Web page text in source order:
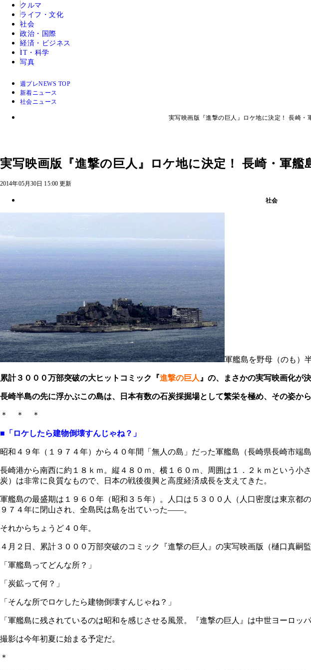
クルマ
ライフ・文化
社会
政治・国際
経済・ビジネス
IT・科学
写真
週プレNEWS TOP
新着ニュース
社会ニュース
実写映画版『進撃の巨人』ロケ地に決定！ 長崎・
実写映画版『進撃の巨人』ロケ地に決定！ 長崎・軍艦
2014年05月30日 15:00 更新
社会
軍艦島を野母（のも）
累計３０００万部突破の大ヒットコミック『進撃の巨人 』の、まさかの実写映画化が
長崎半島の先に浮かぶこの島は、日本有数の石炭採掘場として繁栄を極め、その姿から
＊ ＊ ＊
■「ロケしたら建物倒壊すんじゃね？」
昭和４９年（１９７４年）から４０年間「無人の島」だった軍艦島（長崎県長崎市端
長崎港から南西に約１８ｋｍ。縦４８０ｍ、横１６０ｍ、周囲は１．２ｋｍという
炭）は非常に良質なもので、日本の戦後復興と高度経済成長を支えてきた。
軍艦島の最盛期は１９６０年（昭和３５年）。人口は５３００人（人口密度は東京都
９７４年に閉山され、全島民は島を出ていった――。
それからちょうど４０年。
４月２日、累計３０００万部突破のコミック『進撃の巨人』の実写映画版（樋口真嗣
「軍艦島ってどんな所？」
「炭鉱って何？」
「そんな所でロケしたら建物倒壊すんじゃね？」
「軍艦島に残されているのは昭和を感じさせる風景。『進撃の巨人』は中世ヨーロッ
撮影は今年初夏に始まる予定だ。
＊